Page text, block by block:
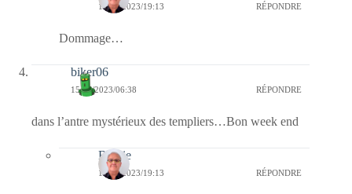
16/07/2023/19:13 RÉPONDRE
Dommage…
biker06
15/07/2023/06:38 RÉPONDRE
dans l’antre mystérieux des templiers…Bon week end
Bernie
16/07/2023/19:13 RÉPONDRE